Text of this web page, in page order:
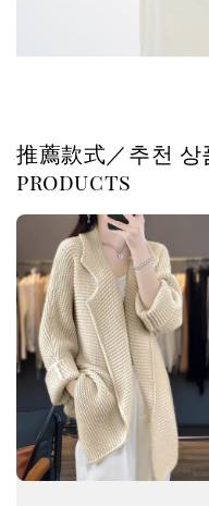
推薦款式／추천
products